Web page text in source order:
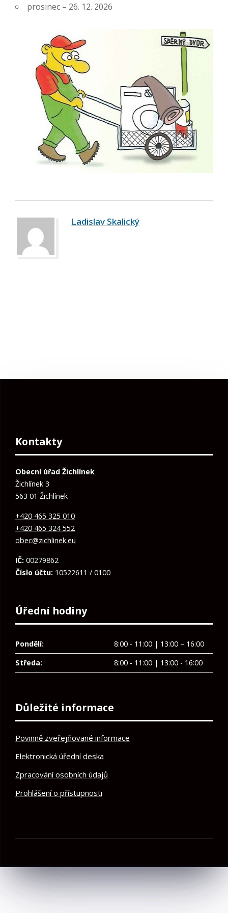
prosinec – 26. 12. 2026
Ladislav Skalický
Kontakty
Obecní úřad Žichlínek
Žichlínek 3
563 01 Žichlínek
+420 465 325 010
+420 465 324 552
obec@zichlinek.eu
IČ: 00279862
Číslo účtu: 10522611 / 0100
Úřední hodiny
Pondělí:
8:00 - 11:00 | 13:00 – 16:00
Středa:
8:00 - 11:00 | 13:00 - 16:00
Důležité informace
Povinně zveřejňované informace
Elektronická úřední deska
Zpracování osobních údajů
Prohlášení o přístupnosti